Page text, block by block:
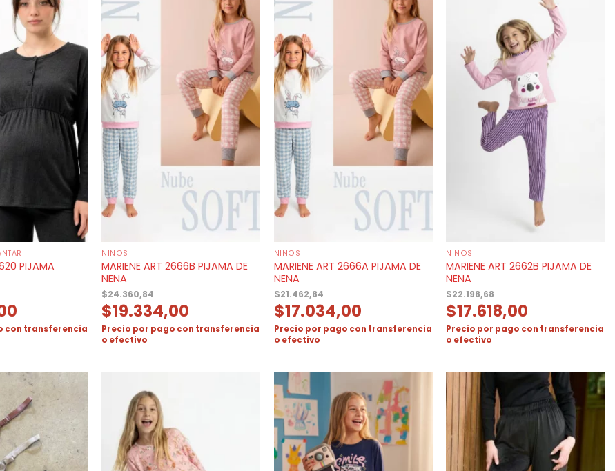
PIJAMA
con transferencia
NIÑOS
MARIENE ART 2666B PIJAMA DE
NENA
$24.360,84
$19.334,00
Precio por pago con transferencia
o efectivo
NIÑOS
MARIENE ART 2666A PIJAMA DE
NENA
$21.462,84
$17.034,00
Precio por pago con transferencia
o efectivo
NIÑOS
MARIENE ART 2662B PIJAMA DE
NENA
$22.198,68
$17.618,00
Precio por pago con transferencia
o efectivo